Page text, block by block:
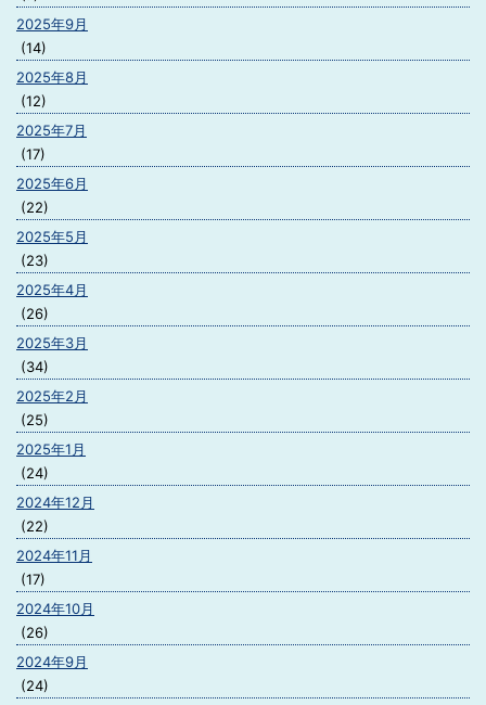
2025年9月
(14)
2025年8月
(12)
2025年7月
(17)
2025年6月
(22)
2025年5月
(23)
2025年4月
(26)
2025年3月
(34)
2025年2月
(25)
2025年1月
(24)
2024年12月
(22)
2024年11月
(17)
2024年10月
(26)
2024年9月
(24)